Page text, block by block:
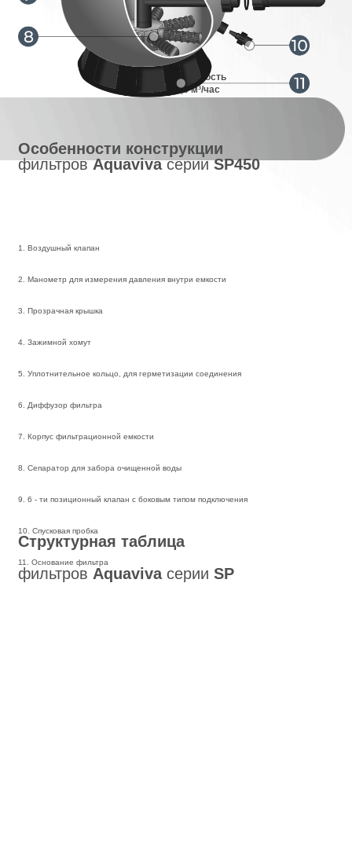
Производительность
фильтра 7,8 м³/час
Особенности конструкции
фильтровAquavivaсерииSP450
1. Воздушный клапан
2. Манометр для измерения давления внутри емкости
3. Прозрачная крышка
4. Зажимной хомут
5. Уплотнительное кольцо, для герметизации соединения
6. Диффузор фильтра
7. Корпус фильтрационной емкости
8. Сепаратор для забора очищенной воды
9. 6 - ти позиционный клапан с боковым типом подключения
10. Спусковая пробка
11. Основание фильтра
Структурная таблица
фильтров Aquaviva серии SP